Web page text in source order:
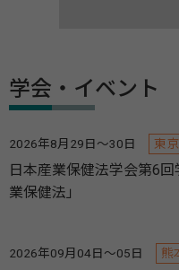
学会・イベント
2026年8月29日～30日 東
日本産業保健法学会第6
業保健法」
2026年09月04日～05日 熊